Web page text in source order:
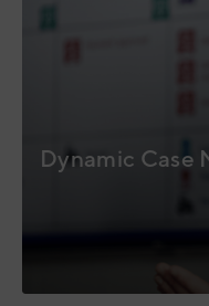
Dynamic Case